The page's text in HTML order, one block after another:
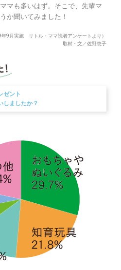
マも多いはず。そこで、先輩マ
か聞いてみました！
年9月実施 リトル・ママ読者アンケートより）
取材・文／佐野恵子
ゼント
しましたか？